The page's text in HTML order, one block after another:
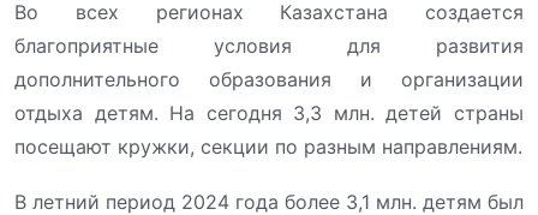
Во всех регионах Казахстана создается
благоприятные условия для развития
дополнительного образования и организации
отдыха детям. На сегодня 3,3 млн. детей страны
посещают кружки, секции по разным направлениям.
В летний период 2024 года более 3,1 млн. детям был